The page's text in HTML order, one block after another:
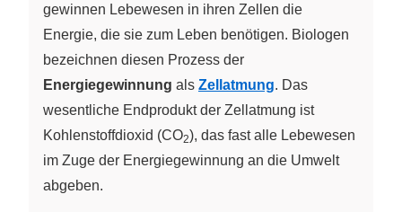
gewinnen Lebewesen in ihren Zellen die
Energie, die sie zum Leben benötigen. Biologen
bezeichnen diesen Prozess der
Energiegewinnung als Zellatmung. Das
wesentliche Endprodukt der Zellatmung ist
Kohlenstoffdioxid (CO2), das fast alle Lebewesen
im Zuge der Energiegewinnung an die Umwelt
abgeben.